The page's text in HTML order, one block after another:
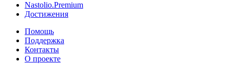
Nastolio.Premium
Достижения
Помощь
Поддержка
Контакты
О проекте